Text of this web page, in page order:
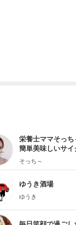
栄養士ママそっち
簡単美味しいサイ
献立
そっち～
ゆうき酒場
ゆうき